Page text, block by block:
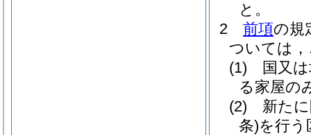
と。
2
前項の規
ついては
(1)
国又
る家屋の
(2)
新た
条)を行う